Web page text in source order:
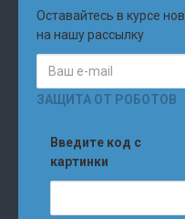
Оставайтесь в курсе
на нашу рассылку
ЗАЩИТА ОТ РОБОТОВ
Введите код с
картинки